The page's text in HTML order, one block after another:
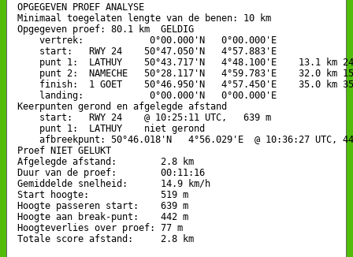
OPGEGEVEN PROEF ANALYSE
Minimaal toegelaten lengte van de benen: 10 km
Opgegeven proef: 80.1 km  GELDIG
    vertrek:            0°00.000'N   0°00.000'E
    start:   RWY 24    50°47.050'N   4°57.883'E
punt 1:  LATHUY    50°43.717'N   4°48.100'E    13.1 km
punt 2:  NAMECHE   50°28.117'N   4°59.783'E    32.0 km
finish:  1 GOET    50°46.950'N   4°57.450'E    35.0 km
    landing:            0°00.000'N   0°00.000'E
Keerpunten gerond en afgelegde afstand
    start:   RWY 24    @ 10:25:11 UTC,   639 m
    punt 1:  LATHUY    niet gerond
afbreekpunt: 50°46.018'N   4°56.029'E  @ 10:36:27 UTC,
Proef NIET GELUKT
Afgelegde afstand:        2.8 km
Duur van de proef:        00:11:16
Gemiddelde snelheid:      14.9 km/h
Start hoogte:             519 m
Hoogte passeren start:    639 m
Hoogte aan break-punt:    442 m
Hoogteverlies over proef: 77 m
Totale score afstand:     2.8 km